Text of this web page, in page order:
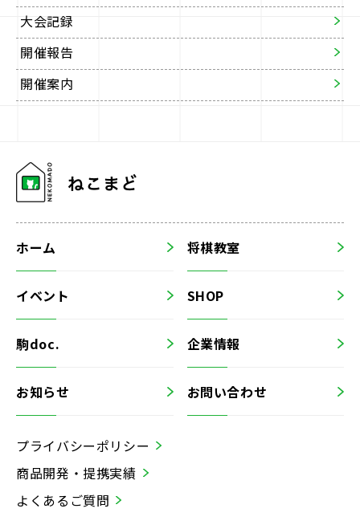
大会記録
開催報告
開催案内
ホーム 将棋教室
イベント SHOP
駒doc. 企業情報
お知らせ お問い合わせ
プライバシーポリシー
商品開発・提携実績
よくあるご質問